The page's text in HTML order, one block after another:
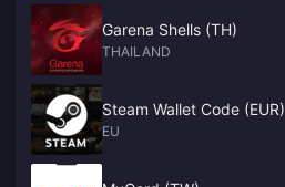
Garena Shells (TH)
THAILAND
Steam Wallet Code (EUR)
EU